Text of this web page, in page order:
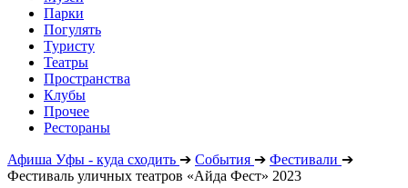
Парки
Погулять
Туристу
Театры
Пространства
Клубы
Прочее
Рестораны
Афиша Уфы - куда сходить ➔ События ➔ Фестивали ➔
Фестиваль уличных театров «Айда Фест» 2023